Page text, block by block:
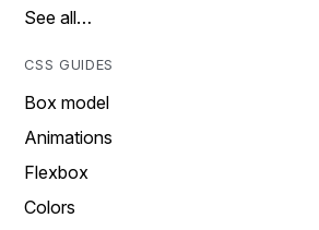
See all…
CSS GUIDES
Box model
Animations
Flexbox
Colors